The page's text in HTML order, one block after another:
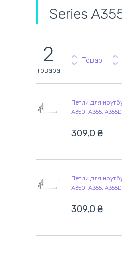
Series
2
товара
Товар
Петли для
A350, A355,
309,0 ₴
Петли для
A350, A355,
309,0 ₴